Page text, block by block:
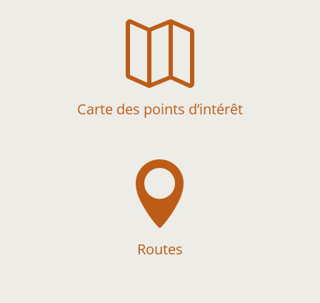

Carte des points d’intérêt

Routes